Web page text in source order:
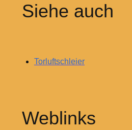
Siehe auch
Torluftschleier
Weblinks